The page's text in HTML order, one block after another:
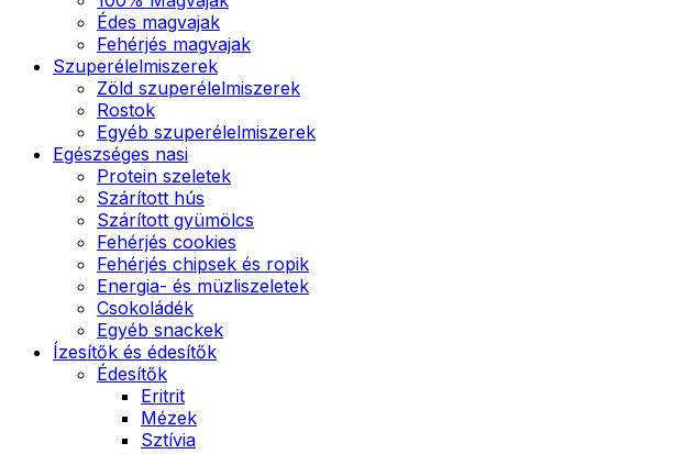
Édes magvajak
Fehérjés magvajak
Szuperélelmiszerek
Zöld szuperélelmiszerek
Rostok
Egyéb szuperélelmiszerek
Egészséges nasi
Protein szeletek
Szárított hús
Szárított gyümölcs
Fehérjés cookies
Fehérjés chipsek és ropik
Energia- és müzliszeletek
Csokoládék
Egyéb snackek
Ízesítők és édesítők
Édesítők
Eritrit
Mézek
Sztívia